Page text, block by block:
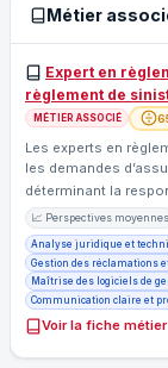
Métier
Expert en
règlement de
MÉTIER ASSOCIÉ
Les experts en
les demandes
déterminant la
📈 Perspectives moyennes
Analyse juridique et
Gestion des réclamations
Maîtrise des logiciels de
Communication claire et
Voir la fiche